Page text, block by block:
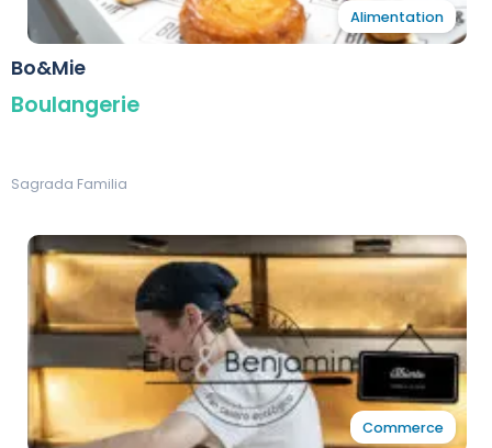
Alimentation
Bo&Mie
Boulangerie
Sagrada Familia
Commerce